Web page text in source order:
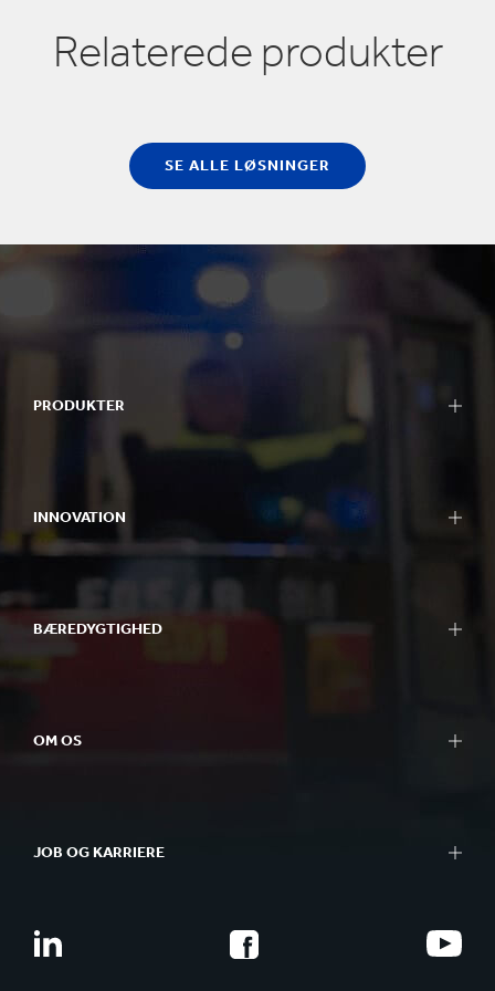
Relaterede produkter
SE ALLE LØSNINGER
PRODUKTER
INNOVATION
BÆREDYGTIGHED
OM OS
JOB OG KARRIERE